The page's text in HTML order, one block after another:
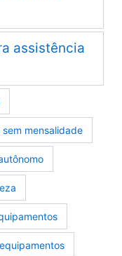
assistência
mensalidade